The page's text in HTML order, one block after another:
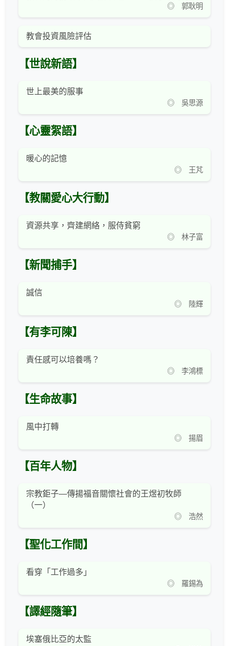
◎ 郭耿明
教會投資風險評估
【世說新語】
世上最美的服事
◎ 吳思源
【心靈絮語】
暖心的記憶
◎ 王芃
【教關愛心大行動】
資源共享，齊建網絡，服侍貧窮
◎ 林子富
【新聞捕手】
誠信
◎ 陸輝
【有李可陳】
責任感可以培養嗎？
◎ 李鴻標
【生命故事】
風中打轉
◎ 揚眉
【百年人物】
宗教鉅子—傳揚福音關懷社會的王煜初牧師
（一）
◎ 浩然
【聖化工作間】
看穿「工作過多」
◎ 羅錫為
【譯經隨筆】
埃塞俄比亞的太監